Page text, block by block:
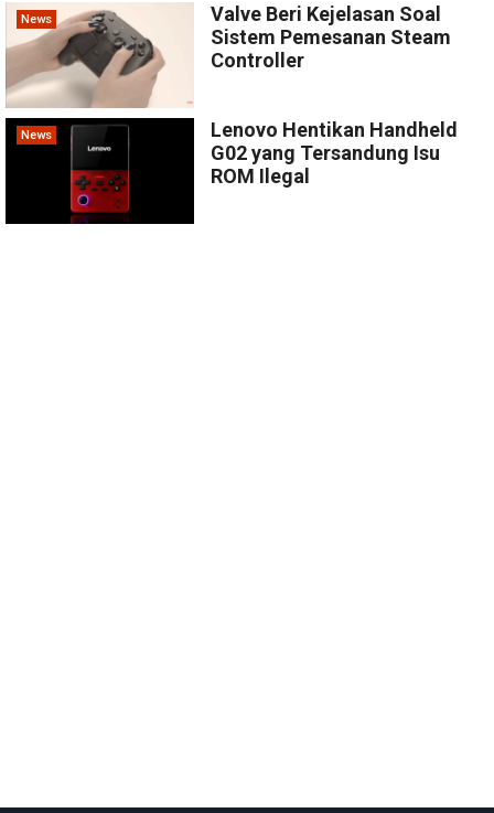
News
Valve Beri Kejelasan Soal
Sistem Pemesanan Steam
Controller
News
Lenovo Hentikan Handheld
G02 yang Tersandung Isu
ROM Ilegal